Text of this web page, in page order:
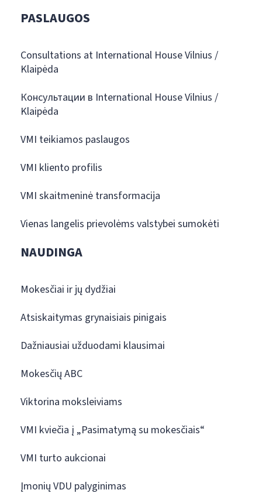
PASLAUGOS
Consultations at International House Vilnius /
Klaipėda
Консультации в International House Vilnius /
Klaipėda
VMI teikiamos paslaugos
VMI kliento profilis
VMI skaitmeninė transformacija
Vienas langelis prievolėms valstybei sumokėti
NAUDINGA
Mokesčiai ir jų dydžiai
Atsiskaitymas grynaisiais pinigais
Dažniausiai užduodami klausimai
Mokesčių ABC
Viktorina moksleiviams
VMI kviečia į „Pasimatymą su mokesčiais“
VMI turto aukcionai
Įmonių VDU palyginimas